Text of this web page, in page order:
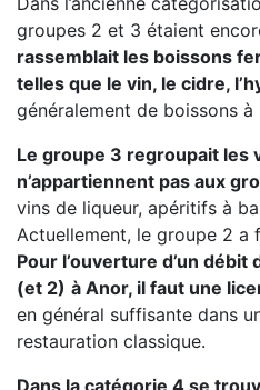
groupes 2 et 3 étaient
rassemblait les boissons
telles que le vin, le cidre,
généralement de boissons à
Le groupe 3 regroupait les
n’appartiennent pas aux
vins de liqueur, apéritifs à
Actuellement, le groupe 2 a
Pour l’ouverture d’un
(et 2) à Anor, il faut une
en général suffisante dans
restauration classique.
Dans la catégorie 4 se